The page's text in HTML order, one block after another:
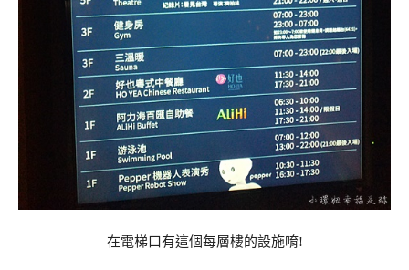
在電梯口有這個每層樓的設施唷!